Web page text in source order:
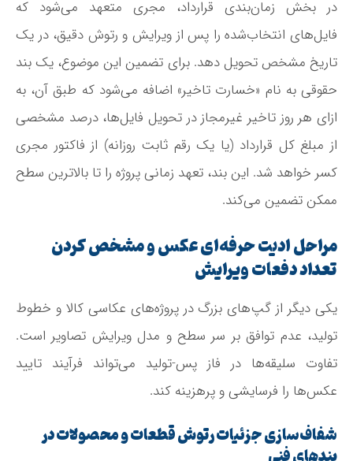
در بخش زمان‌بندی قرارداد، مجری متعهد می‌شود که
فایل‌های انتخاب‌شده را پس از ویرایش و رتوش دقیق، در یک
تاریخ مشخص تحویل دهد. برای تضمین این موضوع، یک بند
حقوقی به نام «خسارت تاخیر» اضافه می‌شود که طبق آن، به
ازای هر روز تاخیر غیرمجاز در تحویل فایل‌ها، درصد مشخصی
از مبلغ کل قرارداد (یا یک رقم ثابت روزانه) از فاکتور مجری
کسر خواهد شد. این بند، تعهد زمانی پروژه را تا بالاترین سطح
ممکن تضمین می‌کند.
مراحل ادیت حرفه‌ای عکس و مشخص کردن
تعداد دفعات ویرایش
یکی دیگر از گپ‌های بزرگ در پروژه‌های عکاسی کالا و خطوط
تولید، عدم توافق بر سر سطح و مدل ویرایش تصاویر است.
تفاوت سلیقه‌ها در فاز پس-تولید می‌تواند فرآیند تایید
عکس‌ها را فرسایشی و پرهزینه کند.
شفاف‌سازی جزئیات رتوش قطعات و محصولات در